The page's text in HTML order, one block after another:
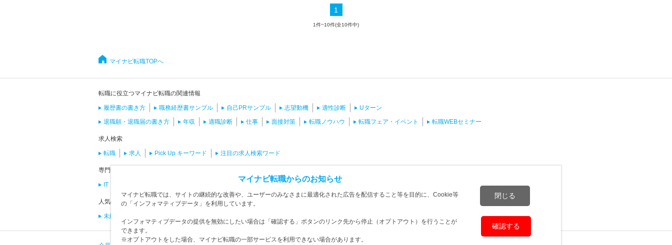
1
1件~10件(全10件中)
マイナビ転職TOPへ
転職に役立つマイナビ転職の関連情報
履歴書の書き方 職務経歴書サンプル 自己PRサンプル 志望動機 適性診断
Uターン
退職願・退職届の書き方
年収 適職診断 仕事 面接対策 転職ノウハウ 転職フェア・イベント 転職WEBセミナー
求人検索
転職 求人 Pick Up キーワード 注目の求人検索ワード
専門サイトで求人を探す
IT・エンジニア転職・求人 女性 転職・求人 海外転職・求人
人気の求人条件
未経験
マイナビ転職からのお知らせ
マイナビ転職では、サイトの継続的な改善や、ユーザーのみなさまに最適化された広告を配信すること等を目的に、Cookie等
の「インフォマティブデータ」を利用しています。
インフォマティブデータの提供を無効にしたい場合は「確認する」ボタンのリンク先から停止（オプトアウト）を行うことが
できます。
※オプトアウトをした場合、マイナビ転職の一部サービスを利用できない場合があります。
閉じる
確認する